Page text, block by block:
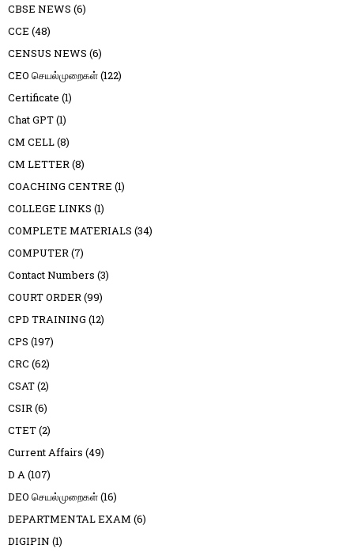
CBSE NEWS (6)
CCE (48)
CENSUS NEWS (6)
CEO செயல்முறைகள்(122)
Certificate (1)
Chat GPT(1)
CM CELL(8)
CM LETTER(8)
COACHING CENTRE (1)
COLLEGE LINKS (1)
COMPLETE MATERIALS (34)
COMPUTER(7)
Contact Numbers (3)
COURT ORDER(99)
CPD TRAINING (12)
CPS (197)
CRC (62)
CSAT(2)
CSIR(6)
CTET(2)
Current Affairs (49)
D A(107)
DEO செயல்முறைகள்(16)
DEPARTMENTAL EXAM (6)
DIGIPIN (1)